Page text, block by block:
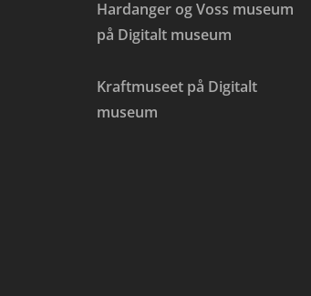
Hardanger og Voss museum
på Digitalt museum
Kraftmuseet på Digitalt
museum